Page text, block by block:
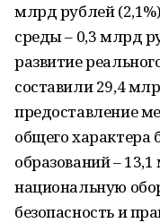
млрд рублей
среды – 0,3 млрд
развитие
составили 29,4
предоставление
общего
образований –
национальную
безопасность и